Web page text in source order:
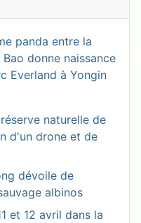
panda entre la
donne naissance
Everland à Yongin
naturelle de
d'un drone et de
dévoile de
albinos
et 12 avril dans la